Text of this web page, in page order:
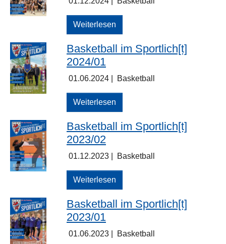
Weiterlesen
Basketball im Sportlich[t]
2024/01
01.06.2024 Basketball
Weiterlesen
Basketball im Sportlich[t]
2023/02
01.12.2023 Basketball
Weiterlesen
Basketball im Sportlich[t]
2023/01
01.06.2023 Basketball